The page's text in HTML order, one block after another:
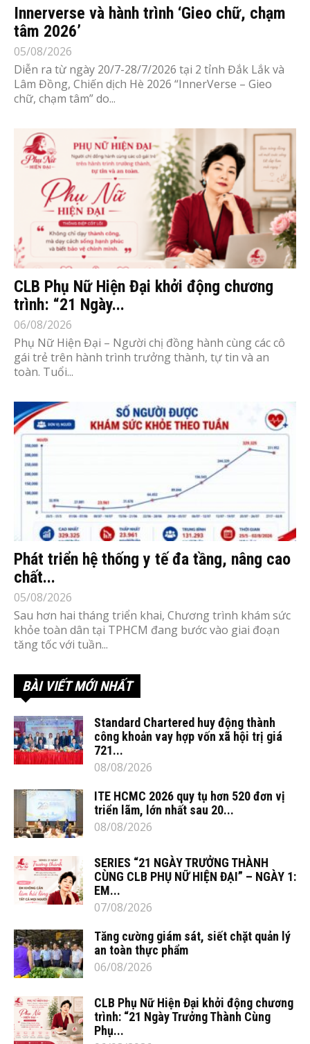
Innerverse và hành trình ‘Gieo chữ, chạm
tâm 2026’
05/08/2026
Diễn ra từ ngày 20/7-28/7/2026 tại 2 tỉnh Đắk Lắk và
Lâm Đồng, Chiến dịch Hè 2026 “InnerVerse – Gieo
chữ, chạm tâm” do...
CLB Phụ Nữ Hiện Đại khởi động chương
trình: “21 Ngày...
06/08/2026
Phụ Nữ Hiện Đại – Người chị đồng hành cùng các cô
gái trẻ trên hành trình trưởng thành, tự tin và an
toàn. Tuổi...
Phát triển hệ thống y tế đa tầng, nâng cao
chất...
05/08/2026
Sau hơn hai tháng triển khai, Chương trình khám sức
khỏe toàn dân tại TPHCM đang bước vào giai đoạn
tăng tốc với tuần...
BÀI VIẾT MỚI NHẤT
Standard Chartered huy động thành
công khoản vay hợp vốn xã hội trị giá
721...
08/08/2026
ITE HCMC 2026 quy tụ hơn 520 đơn vị
triển lãm, lớn nhất sau 20...
08/08/2026
SERIES “21 NGÀY TRƯỞNG THÀNH
CÙNG CLB PHỤ NỮ HIỆN ĐẠI” – NGÀY 1:
EM...
07/08/2026
Tăng cường giám sát, siết chặt quản lý
an toàn thực phẩm
06/08/2026
CLB Phụ Nữ Hiện Đại khởi động chương
trình: “21 Ngày Trưởng Thành Cùng
Phụ...